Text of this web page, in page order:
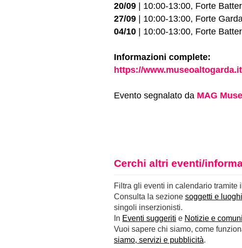
20/09 | 10:00-13:00, Forte
27/09 | 10:00-13:00, Forte
04/10 | 10:00-13:00, Forte
Informazioni complete:
https://www.museoaltogarda.it
Evento segnalato da MAG
Cerchi altri eventi/
Filtra gli eventi in calendario tramite
Consulta la sezione soggetti e luoghi
singoli inserzionisti.
In Eventi suggeriti e Notizie e
Vuoi sapere chi siamo, come
siamo, servizi e pubblicità.